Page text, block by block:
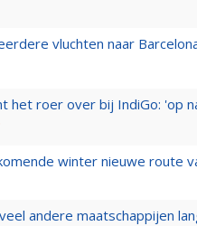
vluchten naar
het roer over bij IndiGo: 'op
winter nieuwe route
andere maatschappijen